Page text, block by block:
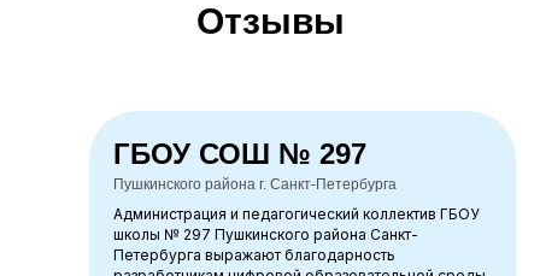
Отзывы
ГБОУ СОШ № 297
Пушкинского района г. Санкт-Петербурга
Администрация и педагогический коллектив ГБОУ
школы № 297 Пушкинского района Санкт-
Петербурга выражают благодарность